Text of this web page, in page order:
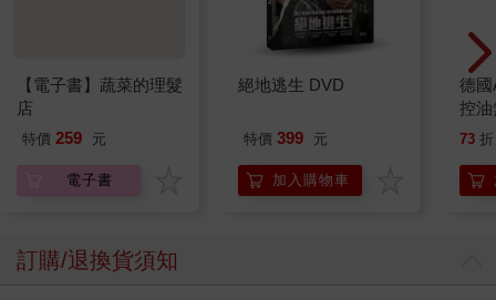
【電子書】蔬菜的理髮
店
特價 259 元
電子書
絕地逃生 DVD
特價 399 元
加入購物車
德國
控
凝露
調
滋
73 折
訂購/退換貨須知